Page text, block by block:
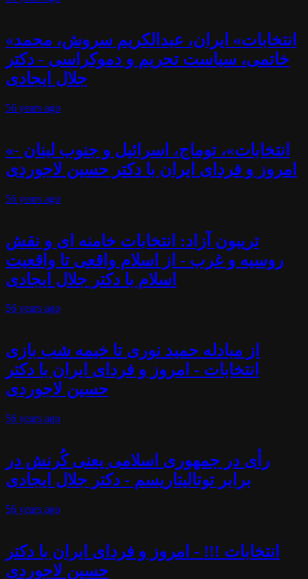
«انتخابات» ایران، عبدالکریم سروش، محمد
خاتمی، سیاست تحریم و دموکراسی - دکتر
جلال ایجادی
56 years ago
«انتخابات»، توماج، اسرائیل و جنوب لبنان -
امروز و فردای ایران با دکتر حسین لاجوردی
56 years ago
تریبون آزاد: انتخابات خامنه ای و نقش
روسیه و غرب - از اسلام واقعی تا واقعیت
اسلام با دکتر جلال ایجادی
56 years ago
از مبادله حمید نوری تا خیمه شب بازی
انتخابات - امروز و فردای ایران با دکتر
حسین لاجوردی
56 years ago
رأی در جمهوری اسلامی یعنی کُرنش در
برابر توتالیتاریسم - دکتر جلال ایجادی
56 years ago
انتخابات !!! - امروز و فردای ایران با دکتر
حسین لاجوردی